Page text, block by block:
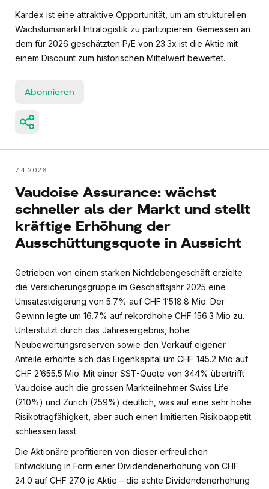
Kardex ist eine attraktive Opportunität, um am strukturellen
Wachstumsmarkt Intralogistik zu partizipieren. Gemessen an
dem für 2026 geschätzten P/E von 23.3x ist die Aktie mit
einem Discount zum historischen Mittelwert bewertet.
Abonnieren
7.4.2026
Vaudoise Assurance: wächst
schneller als der Markt und stellt
kräftige Erhöhung der
Ausschüttungsquote in Aussicht
Getrieben von einem starken Nichtlebengeschäft erzielte
die Versicherungsgruppe im Geschäftsjahr 2025 eine
Umsatzsteigerung von 5.7% auf CHF 1’518.8 Mio. Der
Gewinn legte um 16.7% auf rekordhohe CHF 156.3 Mio zu.
Unterstützt durch das Jahresergebnis, hohe
Neubewertungsreserven sowie den Verkauf eigener
Anteile erhöhte sich das Eigenkapital um CHF 145.2 Mio auf
CHF 2’655.5 Mio. Mit einer SST-Quote von 344% übertrifft
Vaudoise auch die grossen Markteilnehmer Swiss Life
(210%) und Zurich (259%) deutlich, was auf eine sehr hohe
Risikotragfähigkeit, aber auch einen limitierten Risikoappetit
schliessen lässt.
Die Aktionäre profitieren von dieser erfreulichen
Entwicklung in Form einer Dividendenerhöhung von CHF
24.0 auf CHF 27.0 je Aktie – die achte Dividendenerhöhung